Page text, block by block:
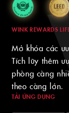
WINK REWARDS
Mở khóa các
Tích lũy thêm
phòng càng
theo càng lớn.
TẢI ỨNG DỤNG